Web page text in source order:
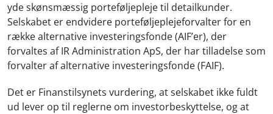
yde skønsmæssig porteføljepleje til detailkunder.
Selskabet er endvidere porteføljeplejeforvalter for en
række alternative investeringsfonde (AIF’er), der
forvaltes af IR Administration ApS, der har tilladelse som
forvalter af alternative investeringsfonde (FAIF).
Det er Finanstilsynets vurdering, at selskabet ikke fuldt
ud lever op til reglerne om investorbeskyttelse, og at